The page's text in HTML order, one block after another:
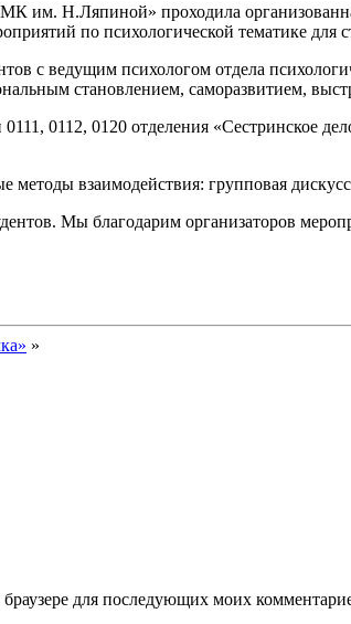
им. Н.Ляпиной» проходила
по психологической тематике для
с ведущим психологом отдела
становлением, саморазвитием,
0112, 0120 отделения «Сестринское
методы взаимодействия: групповая
Мы благодарим организаторов
»
для последующих моих